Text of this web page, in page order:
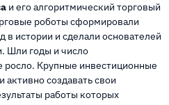
и его алгоритмический торговый
роботы сформировали
истории и сделали основателей
Шли годы и число
росло. Крупные инвестиционные
создавать свои
работы которых